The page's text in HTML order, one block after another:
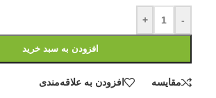
-
+
افزودن به سبد خرید
مقایسه افزودن به علاقه‌مندی